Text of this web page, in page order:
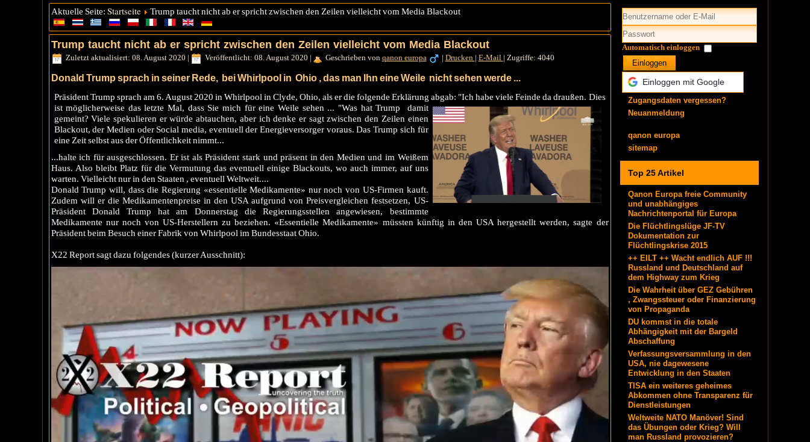
Aktuelle Seite: Startseite Trump taucht nicht ab er spricht zwischen den Zeilen vielleicht vom Media Blackout
Trump taucht nicht ab er spricht zwischen den Zeilen vielleicht vom Media Blackout
Zuletzt aktualisiert: 08. August 2020 | Veröffentlicht: 08. August 2020 | Geschrieben von qanon europa | Drucken | E-Mail | Zugriffe: 4040
Donald Trump sprach in seiner Rede, bei Whirlpool in Ohio , das man Ihn eine Weile nicht sehen werde ...
Präsident Trump sprach am 6. August 2020 in Whirlpool in Clyde, Ohio, als er die folgende Erklärung abgab: "Ich habe viele Feinde da draußen. Dies
ist möglicherweise das letzte Mal, dass Sie mich für eine Weile sehen ... "Was hat Trump damit
gemeint? Viele spekulieren er würde abtauchen, aber ich denke er sagt zwischen den Zeilen einen
Blackout, der Medien oder Social media, eventuell der Energieversorger voraus. Das Trump sich für
eine Zeit selbst aus der Öffentlichkeit nimmt...
...halte ich für ausgeschlossen. Er ist als Präsident stark und präsent in den Medien und im Weißem
Haus. Also bleibt Platz für die Vermutung das eventuell einige Blackouts, wo auch immer, auf uns
warten. Vielleicht nur in den Staaten , eventuell Weltweit....
Donald Trump will, dass die Regierung «essentielle Medikamente» nur noch von US-Firmen kauft.
Zudem will er die Medikamentenpreise in den USA aufgrund von Preisvergleichen festsetzen, US-
Präsident Donald Trump hat am Donnerstag dieRegierungsstellen angewiesen, bestimmte
Medikamente nur noch von US-Herstellern zu beziehen. «EssentielleMedikamente» müssten künftig in denUSA hergestellt werden, sagte der
Präsident beim Besuch einer Fabrik von Whirlpool im BundesstaatOhio.
X22 Report sagt dazu folgendes (kurzer Ausschnitt):
Automatisch einloggen
Einloggen
Einloggen mit Google
Zugangsdaten vergessen?
Neuanmeldung
qanon europa
sitemap
Top 25 Artikel
Qanon Europa freie Community
und unabhängiges
Nachrichtenportal für Europa
Die Flüchtlingslüge JF-TV
Dokumentation zur
Flüchtlingskrise 2015
++ EILT ++ Wacht endlich AUF !!!
Russland und Deutschland auf
dem Highway zum Krieg
Die Wahrheit über GEZ Gebühren
, Zwangssteuer oder Finanzierung
von Propaganda
DU kommst in die totale
Abhängigkeit mit der Bargeld
Abschaffung
Verfassungsversammlung in den
USA, nie dagewesene
Entwicklung in den Staaten
TISA ein weiteres geheimes
Abkommen ohne Transparenz für
Dienstleistungen
Weltweite NATO Manöver! Sind
das Übungen oder Krieg? Will
man Russland provozieren?